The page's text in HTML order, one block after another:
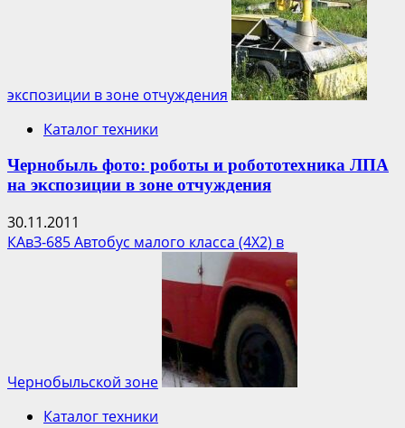
экспозиции в зоне отчуждения
Каталог техники
Чернобыль фото: роботы и робототехника ЛПА
на экспозиции в зоне отчуждения
30.11.2011
КАвЗ-685 Автобус малого класса (4Х2) в
Чернобыльской зоне
Каталог техники